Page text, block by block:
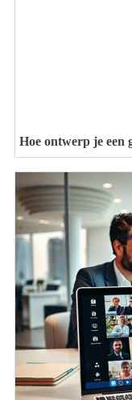
Hoe ontwerp je een